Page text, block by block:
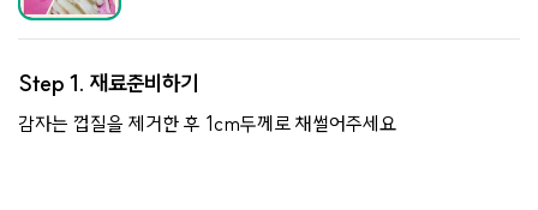
Step 1. 재료준비하기
감자는 껍질을 제거한 후 1cm두께로 채썰어주세요